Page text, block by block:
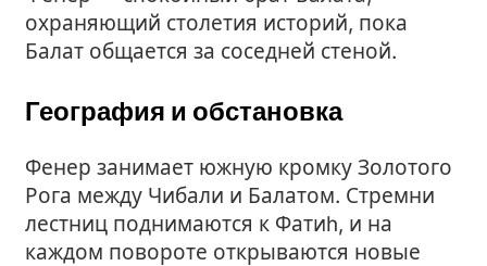
охраняющий столетия историй, пока
Балат общается за соседней стеной.
География и обстановка
Фенер занимает южную кромку Золотого
Рога между Чибали и Балатом. Стремни
лестниц поднимаются к Фатиh, и на
каждом повороте открываются новые